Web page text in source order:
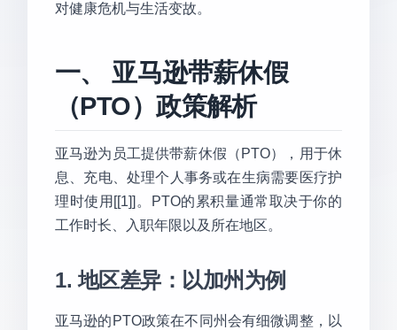
对健康危机与生活变故。
一、 亚马逊带薪休假
（PTO）政策解析
亚马逊为员工提供带薪休假（PTO），用于休
息、充电、处理个人事务或在生病需要医疗护
理时使用[[1]]。PTO的累积量通常取决于你的
工作时长、入职年限以及所在地区。
1. 地区差异：以加州为例
亚马逊的PTO政策在不同州会有细微调整，以